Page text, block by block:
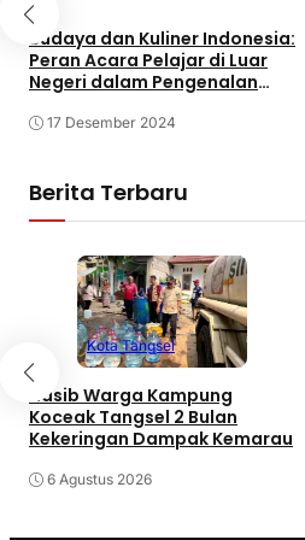
Budaya dan Kuliner Indonesia:
Peran Acara Pelajar di Luar
Negeri dalam Pengenalan
17 Desember 2024
Berita Terbaru
Kota Tangsel
Nasib Warga Kampung
Koceak Tangsel 2 Bulan
Kekeringan Dampak Kemarau
6 Agustus 2026